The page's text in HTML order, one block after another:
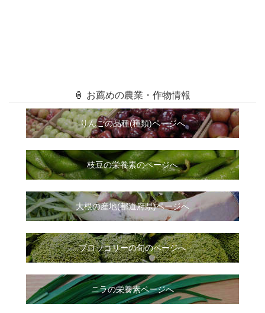
🏮 お薦めの農業・作物情報
りんごの品種(種類)ページへ
枝豆の栄養素のページへ
大根の産地(都道府県)ページへ
ブロッコリーの旬のページへ
ニラの栄養素ページへ